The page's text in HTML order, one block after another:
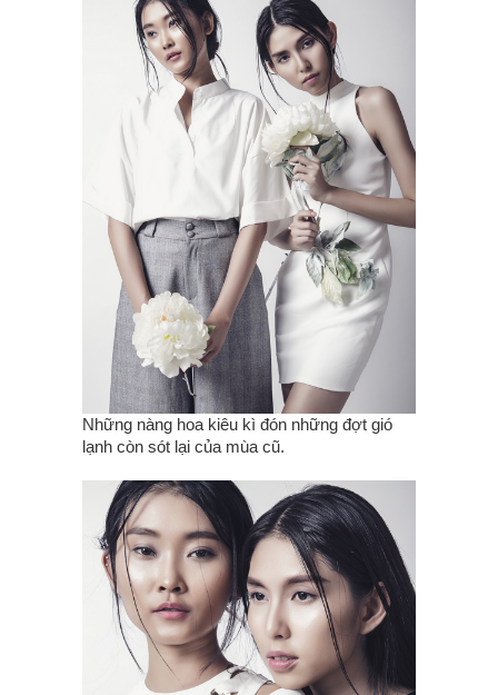
Những nàng hoa kiêu kì đón những đợt gió
lạnh còn sót lại của mùa cũ.